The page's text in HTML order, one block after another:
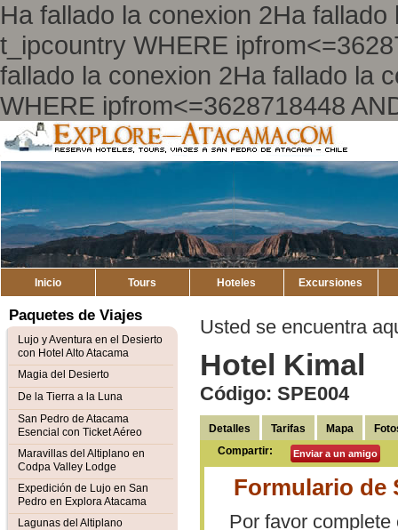
Ha fallado la conexion 2Ha
t_ipcountry WHERE
fallado la conexion 2Ha fallado la
WHERE ipfrom<=3628718448
Inicio Tours Hoteles Excursiones
Usted se encuentra
Hotel Kimal
Código: SPE004
Detalles Tarifas Mapa
Compartir:
Enviar a un amigo
Formulario de
Por favor
Paquetes de Viajes
Lujo y Aventura en el Desierto
con Hotel Alto Atacama
Magia del Desierto
De la Tierra a la Luna
San Pedro de Atacama
Esencial con Ticket Aéreo
Maravillas del Altiplano en
Codpa Valley Lodge
Expedición de Lujo en San
Pedro en Explora Atacama
Lagunas del Altiplano